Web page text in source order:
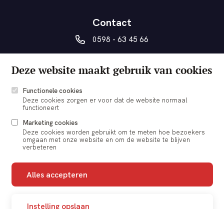
Deze website maakt gebruik van cookies
Functionele cookies
Deze cookies zorgen er voor dat de website normaal
functioneert
Marketing cookies
Deze cookies worden gebruikt om te meten hoe bezoekers
omgaan met onze website en om de website te blijven
verbeteren
Alles accepteren
Instelling opslaan
Contact
0598 - 63 45 66
Museumplein 5a
9641 AD Veendam
Cookie voorkeuren